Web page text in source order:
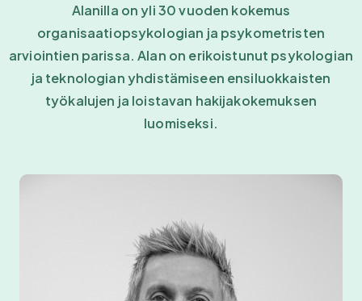
Alanilla on yli 30 vuoden kokemus
organisaatiopsykologian ja psykometristen
arviointien parissa. Alan on erikoistunut psykologian
ja teknologian yhdistämiseen ensiluokkaisten
työkalujen ja loistavan hakijakokemuksen
luomiseksi.